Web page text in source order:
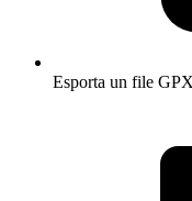
Esporta un file